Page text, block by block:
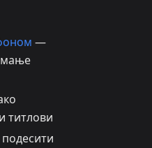
—
титлови